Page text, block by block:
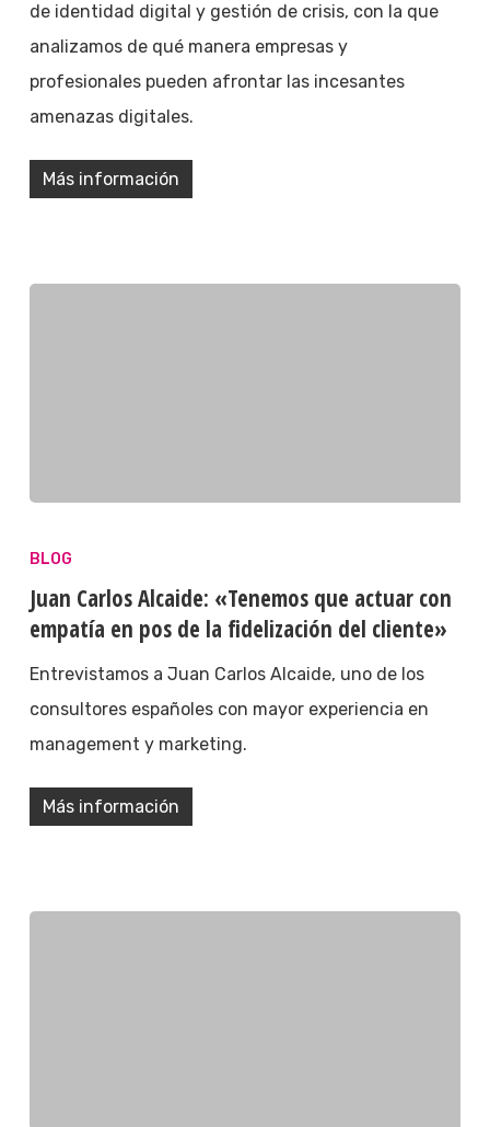
de identidad digital y gestión de crisis, con la que
analizamos de qué manera empresas y
profesionales pueden afrontar las incesantes
amenazas digitales.
Más información
BLOG
Juan Carlos Alcaide: «Tenemos que actuar con
empatía en pos de la fidelización del cliente»
Entrevistamos a Juan Carlos Alcaide, uno de los
consultores españoles con mayor experiencia en
management y marketing.
Más información